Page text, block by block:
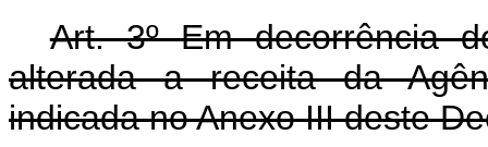
Art. 3º Em decorrência
alterada a receita da
indicada no Anexo III deste